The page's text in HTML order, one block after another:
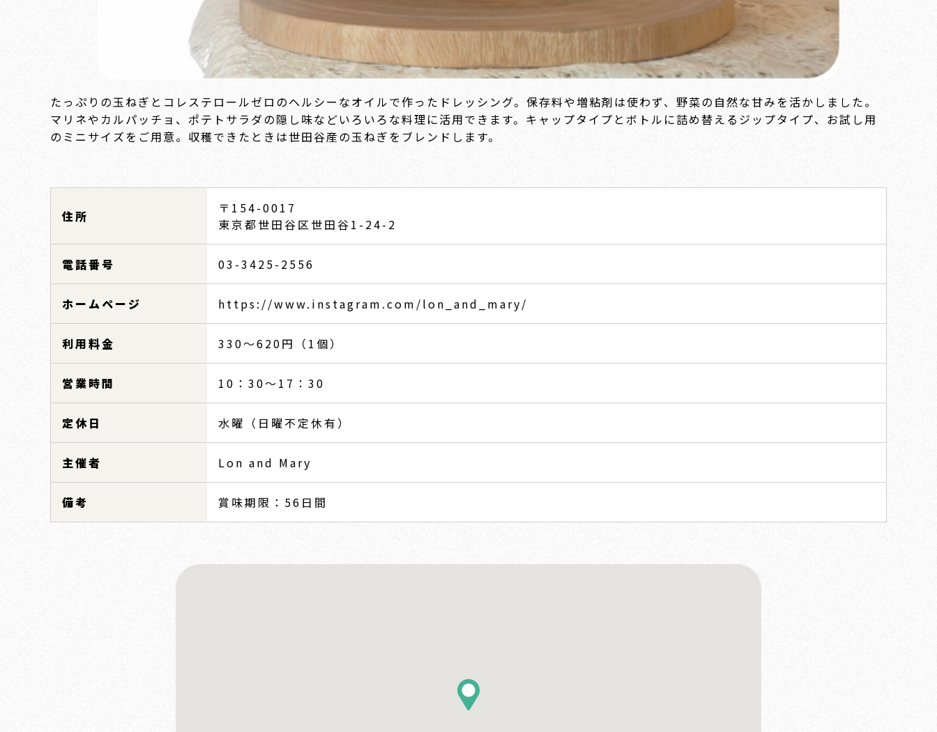
たっぷりの玉ねぎとコレステロールゼロのヘルシーなオイルで作ったドレッシング。保存料や増粘剤は使わず、野菜の自然な甘みを活かしました。
マリネやカルパッチョ、ポテトサラダの隠し味などいろいろな料理に活用できます。キャップタイプとボトルに詰め替えるジップタイプ、お試し用
のミニサイズをご用意。収穫できたときは世田谷産の玉ねぎをブレンドします。
住所
〒154-0017
東京都世田谷区世田谷1-24-2
電話番号 03-3425-2556
ホームページ https://www.instagram.com/lon_and_mary/
利用料金 330～620円（1個）
営業時間 10：30～17：30
定休日 水曜（日曜不定休有）
主催者 Lon and Mary
備考 賞味期限：56日間